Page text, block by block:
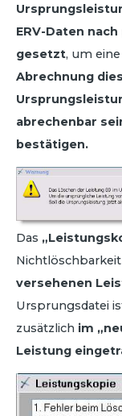
ERV-Daten
gesetzt, um eine
Abrechnung
abrechenbar
bestätigen.
Das
Nichtlöschbarkeit
versehenen
Ursprungsdatei
zusätzlich im
Leistung